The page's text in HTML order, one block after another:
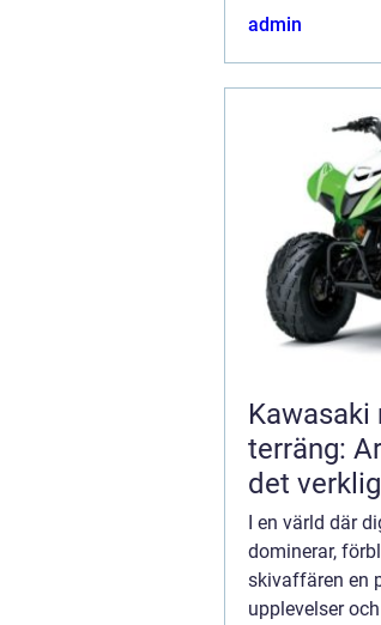
finner man
admin
Kawasaki
terräng:
det
I en värld där
dominerar,
skivaffären en
upplevelser